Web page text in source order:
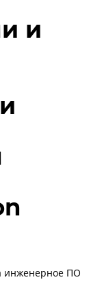
и
инженерное ПО